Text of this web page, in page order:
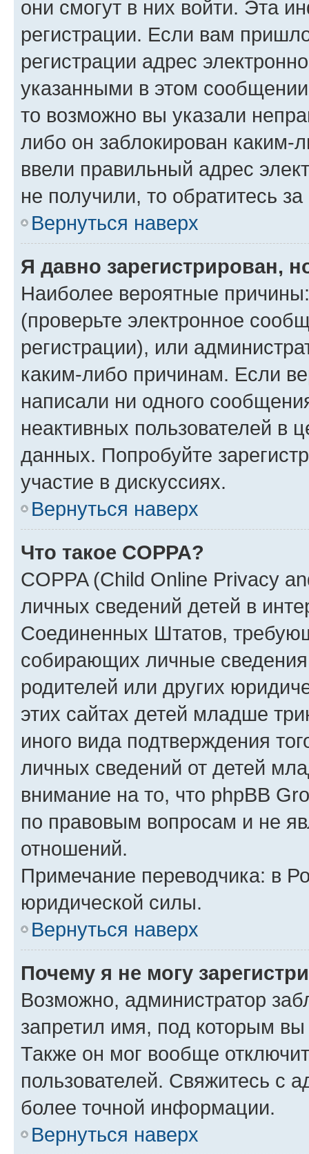
они смогут в них войти. Эта
регистрации. Если вам
регистрации адрес
указанными в этом
то возможно вы указали
либо он заблокирован
ввели правильный адрес
не получили, то обратитесь
Вернуться наверх
Я давно зарегистрирован,
Наиболее вероятные
(проверьте электронное
регистрации), или
каким-либо причинам. Если
написали ни одного
неактивных пользователей в
данных. Попробуйте
участие в дискуссиях.
Вернуться наверх
Что такое COPPA?
COPPA (Child Online Privacy
личных сведений детей в
Соединенных Штатов,
собирающих личные
родителей или других
этих сайтах детей младше
иного вида подтверждения
личных сведений от детей
внимание на то, что phpBB
по правовым вопросам и не
отношений.
Примечание переводчика: в
юридической силы.
Вернуться наверх
Почему я не могу
Возможно, администратор
запретил имя, под которым вы
Также он мог вообще
пользователей. Свяжитесь с
более точной информации.
Вернуться наверх